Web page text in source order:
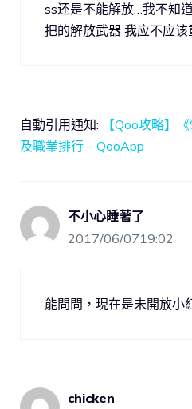
ss还是不能解放…我不知
把的解放武器 我应不应
自動引用通知:
【Qoo攻略】
及職業排行 – QooApp
不小心睡著了
2017/06/0719:02
能問問，現在是未開放小
chicken